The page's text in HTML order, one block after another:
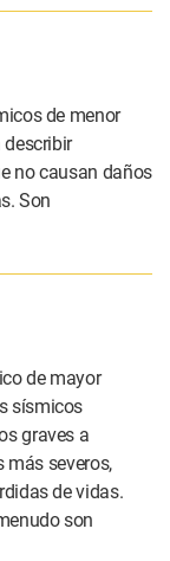
de menor
describir
no causan daños
Son
de mayor
sísmicos
graves a
más severos,
de vidas.
son